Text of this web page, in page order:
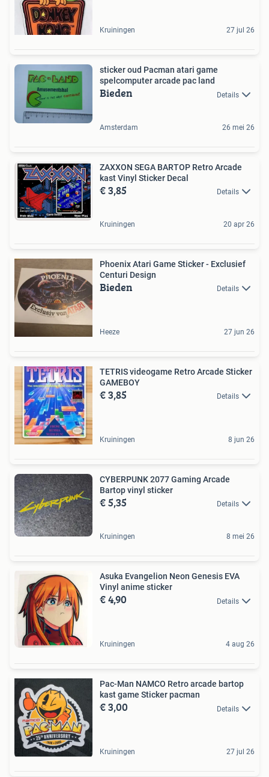
Kruiningen 27 jul 26
sticker oud Pacman atari game
spelcomputer arcade pac land
Bieden Details
Amsterdam 26 mei 26
ZAXXON SEGA BARTOP Retro Arcade
kast Vinyl Sticker Decal
€ 3,85 Details
Kruiningen 20 apr 26
Phoenix Atari Game Sticker - Exclusief
Centuri Design
Bieden Details
Heeze 27 jun 26
TETRIS videogame Retro Arcade Sticker
GAMEBOY
€ 3,85 Details
Kruiningen 8 jun 26
CYBERPUNK 2077 Gaming Arcade
Bartop vinyl sticker
€ 5,35 Details
Kruiningen 8 mei 26
Asuka Evangelion Neon Genesis EVA
Vinyl anime sticker
€ 4,90 Details
Kruiningen 4 aug 26
Pac-Man NAMCO Retro arcade bartop
kast game Sticker pacman
€ 3,00 Details
Kruiningen 27 jul 26